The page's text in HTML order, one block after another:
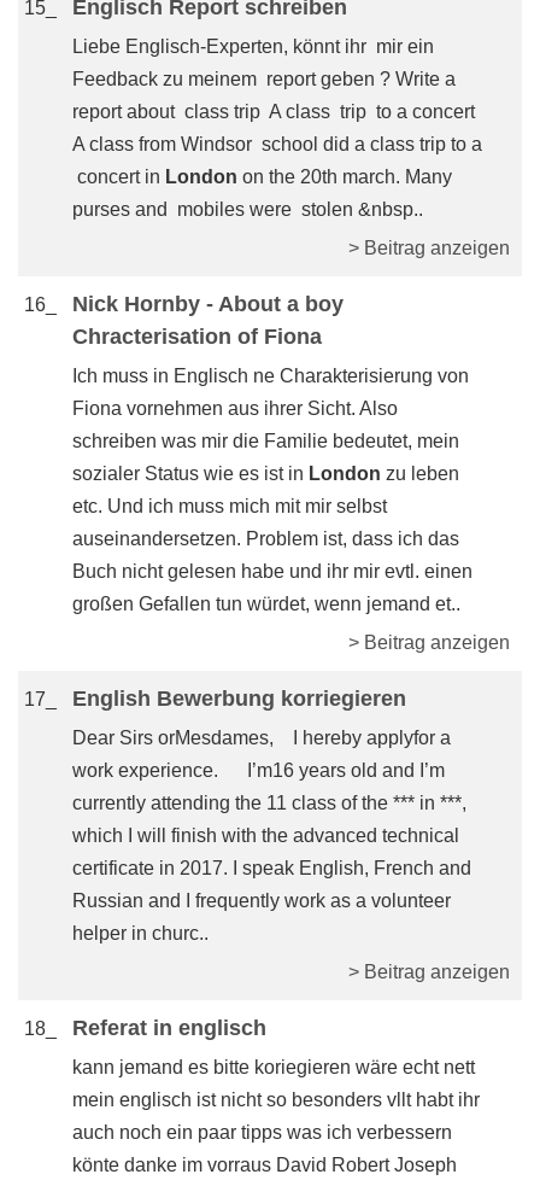
15_ Englisch Report schreiben
Liebe Englisch-Experten, könnt ihr mir ein
Feedback zu meinem report geben ? Write a
report about class trip A class trip to a concert
A class from Windsor school did a class trip to a
concert in London on the 20th march. Many
purses and mobiles were stolen &nbsp..
> Beitrag anzeigen
16_
Nick Hornby - About a boy
Chracterisation of Fiona
Ich muss in Englisch ne Charakterisierung von
Fiona vornehmen aus ihrer Sicht. Also
schreiben was mir die Familie bedeutet, mein
sozialer Status wie es ist in London zu leben
etc. Und ich muss mich mit mir selbst
auseinandersetzen. Problem ist, dass ich das
Buch nicht gelesen habe und ihr mir evtl. einen
großen Gefallen tun würdet, wenn jemand et..
> Beitrag anzeigen
17_ English Bewerbung korriegieren
Dear Sirs orMesdames, I hereby applyfor a
work experience. I’m16 years old and I’m
currently attending the 11 class of the *** in ***,
which I will finish with the advanced technical
certificate in 2017. I speak English, French and
Russian and I frequently work as a volunteer
helper in churc..
> Beitrag anzeigen
18_ Referat in englisch
kann jemand es bitte koriegieren wäre echt nett
mein englisch ist nicht so besonders vllt habt ihr
auch noch ein paar tipps was ich verbessern
könte danke im vorraus David Robert Joseph